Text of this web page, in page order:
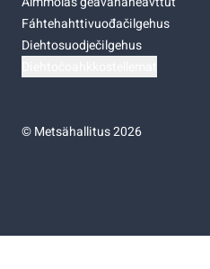
Fáhtehahttivuođačilgehus
Diehtosuodječilgehus
©Metsähallitus 2026